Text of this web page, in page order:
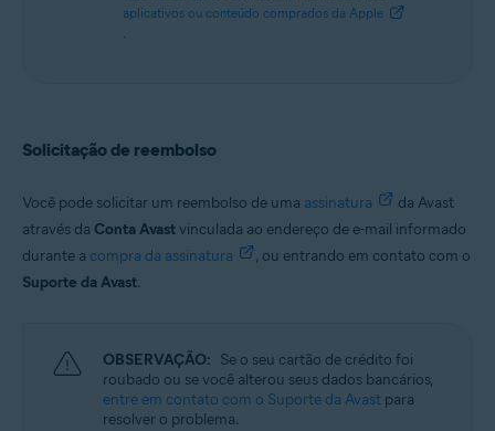
aplicativos ou conteúdo comprados da Apple
.
Solicitação de reembolso
Você pode solicitar um reembolso de uma assinatura
da Avast
através da Conta Avastvinculada ao endereço de e-mail informado
durante a compra da assinatura
, ou entrando em contato com o
Suporte da Avast.
OBSERVAÇÃO: Se o seu cartão de crédito foi
roubado ou se você alterou seus dados bancários,
entre em contato com o Suporte da Avast para
resolver o problema.